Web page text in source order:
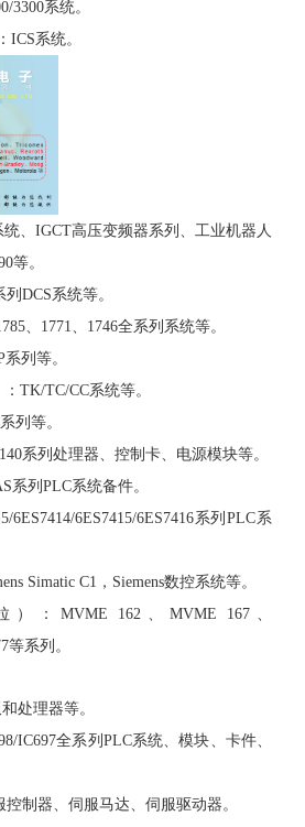
3300系统。
ICS系统。
、IGCT高压变频器系列、工业机器人
等。
DCS系统等。
、1771、1746全系列系统等。
列等。
TK/TC/CC系统等。
列等。
系列处理器、控制卡、电源模块等。
系列PLC系统备件。
6ES7414/6ES7415/6ES7416系列PLC系
Simatic C1，Siemens数控系统等。
）：MVME 162、MVME 167、
等系列。
处理器等。
IC697全系列PLC系统、模块、卡件、
控制器、伺服马达、伺服驱动器。